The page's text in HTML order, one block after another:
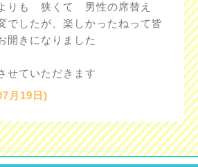
りも 狭くて 男性の席替え
したが、楽しかったねって皆
きになりました
せていただきます
月19日)